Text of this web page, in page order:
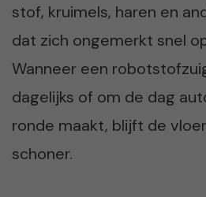
stof, kruimels, haren en
dat zich ongemerkt snel
Wanneer een
dagelijks of om de dag
ronde maakt, blijft de
schoner.